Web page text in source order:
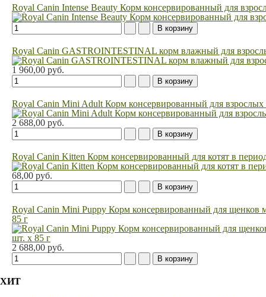
Royal Canin Intense Beauty Корм консервированный для
Royal Canin GASTROINTESTINAL корм влажный для
1 960,00 руб.
Royal Canin Mini Adult Корм консервированный для взрослых
2 688,00 руб.
Royal Canin Kitten Корм консервированный для котят в
68,00 руб.
Royal Canin Mini Puppy Корм консервированный для щенков
85 г
2 688,00 руб.
ХИТ